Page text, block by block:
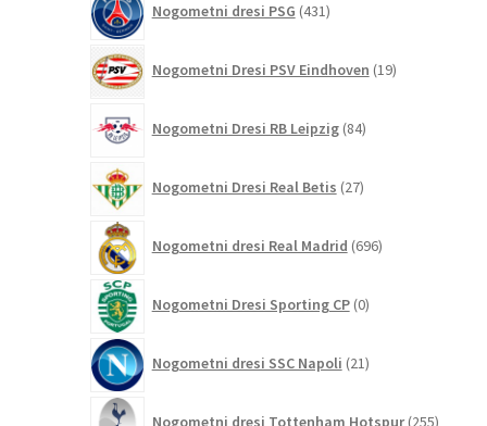
Nogometni dresi PSG 431izdelkov
Nogometni Dresi PSV Eindhoven 19izdelkov
Nogometni Dresi RB Leipzig 84izdelkov
Nogometni Dresi Real Betis 27izdelkov
Nogometni dresi Real Madrid 696izdelkov
Nogometni Dresi Sporting CP 0izdelkov
Nogometni dresi SSC Napoli 21izdelkov
Nogometni dresi Tottenham Hotspur 255